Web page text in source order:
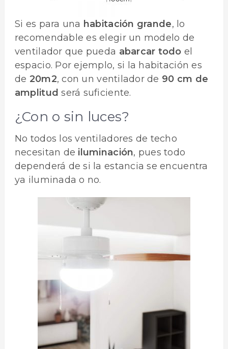
Si es para una habitación grande, lo
recomendable es elegir un modelo de
ventilador que pueda abarcar todo el
espacio. Por ejemplo, si la habitación es
de 20m2, con un ventilador de 90 cm de
amplitud será suficiente.
¿Con o sin luces?
No todos los ventiladores de techo
necesitan de iluminación, pues todo
dependerá de si la estancia se encuentra
ya iluminada o no.